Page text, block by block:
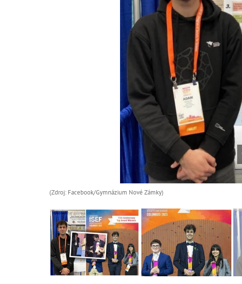
(Zdroj: Facebook/Gymnázium Nové Zámky)